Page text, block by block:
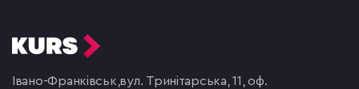
Івано-Франківськ,вул. Тринітарська, 11, оф.